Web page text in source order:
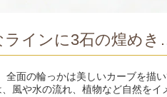
ラインに3石の煌め
全面の輪っかは美しいカーブを描
風や水の流れ、植物など自然を